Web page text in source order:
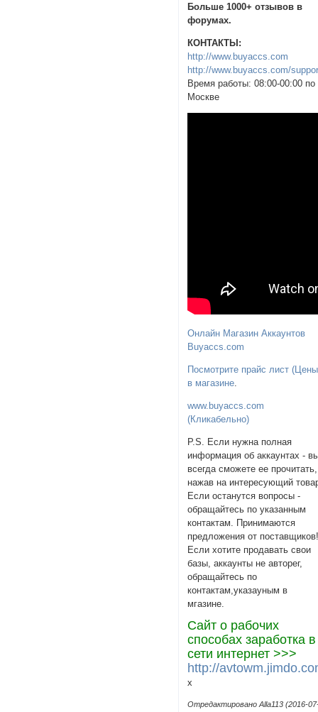
Больше 1000+ отзывов в
форумах.
КОНТАКТЫ:
http://www.buyaccs.com
http://www.buyaccs.com/
Время работы: 08:00-00:00 по
Москве
Онлайн Магазин Аккаунтов
Buyaccs.com
Посмотрите прайс лист
в магазине.
www.buyaccs.com
(Кликабельно)
P.S. Если нужна полная
информация об аккаунтах -
всегда сможете ее прочитать,
нажав на интересующий
Если останутся вопросы -
обращайтесь по указанным
контактам. Принимаются
предложения от
Если хотите продавать свои
базы, аккаунты не авторег,
обращайтесь по
контактам,указаyным в
мгазине.
Сайт о рабочих
способах заработка в
сети интернет >>>
http://
х
Отредактировано Alla113 (2016-